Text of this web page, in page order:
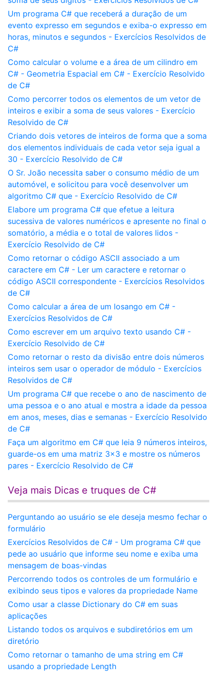
Um programa C# que receberá a duração de um
evento expresso em segundos e exiba-o expresso em
horas, minutos e segundos - Exercícios Resolvidos de
C#
Como calcular o volume e a área de um cilindro em
C# - Geometria Espacial em C# - Exercício Resolvido
de C#
Como percorrer todos os elementos de um vetor de
inteiros e exibir a soma de seus valores - Exercício
Resolvido de C#
Criando dois vetores de inteiros de forma que a soma
dos elementos individuais de cada vetor seja igual a
30 - Exercício Resolvido de C#
O Sr. João necessita saber o consumo médio de um
automóvel, e solicitou para você desenvolver um
algoritmo C# que - Exercício Resolvido de C#
Elabore um programa C# que efetue a leitura
sucessiva de valores numéricos e apresente no final o
somatório, a média e o total de valores lidos -
Exercício Resolvido de C#
Como retornar o código ASCII associado a um
caractere em C# - Ler um caractere e retornar o
código ASCII correspondente - Exercícios Resolvidos
de C#
Como calcular a área de um losango em C# -
Exercícios Resolvidos de C#
Como escrever em um arquivo texto usando C# -
Exercício Resolvido de C#
Como retornar o resto da divisão entre dois números
inteiros sem usar o operador de módulo - Exercícios
Resolvidos de C#
Um programa C# que recebe o ano de nascimento de
uma pessoa e o ano atual e mostra a idade da pessoa
em anos, meses, dias e semanas - Exercício Resolvido
de C#
Faça um algoritmo em C# que leia 9 números inteiros,
guarde-os em uma matriz 3x3 e mostre os números
pares - Exercício Resolvido de C#
Veja mais Dicas e truques de C#
Perguntando ao usuário se ele deseja mesmo fechar o
formulário
Exercícios Resolvidos de C# - Um programa C# que
pede ao usuário que informe seu nome e exiba uma
mensagem de boas-vindas
Percorrendo todos os controles de um formulário e
exibindo seus tipos e valores da propriedade Name
Como usar a classe Dictionary do C# em suas
aplicações
Listando todos os arquivos e subdiretórios em um
diretório
Como retornar o tamanho de uma string em C#
usando a propriedade Length